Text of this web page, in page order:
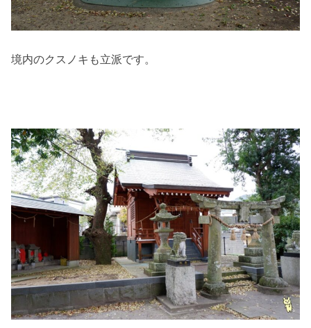
境内のクスノキも立派です。